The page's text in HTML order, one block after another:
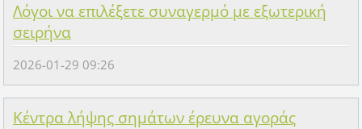
Λόγοι να επιλέξετε συναγερμό με εξωτερική
σειρήνα
2026-01-29 09:26
Κέντρα λήψης σημάτων έρευνα αγοράς